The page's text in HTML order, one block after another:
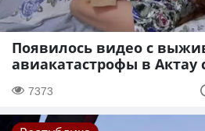
Появилось видео с
авиакатастрофы в Актау
7373